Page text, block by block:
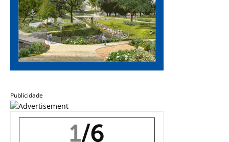
Publicidade